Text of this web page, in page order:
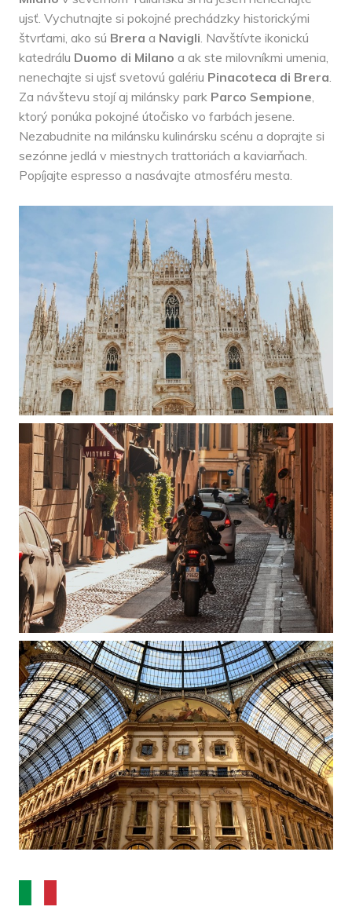
ujsť. Vychutnajte si pokojné prechádzky historickými
štvrťami, ako sú Brera a Navigli. Navštívte ikonickú
katedrálu Duomo di Milano a ak ste milovníkmi umenia,
nenechajte si ujsť svetovú galériu Pinacoteca di Brera.
Za návštevu stojí aj milánsky park Parco Sempione,
ktorý ponúka pokojné útočisko vo farbách jesene.
Nezabudnite na milánsku kulinársku scénu a doprajte si
sezónne jedlá v miestnych trattoriách a kaviarňach.
Popíjajte espresso a nasávajte atmosféru mesta.